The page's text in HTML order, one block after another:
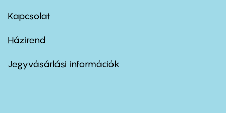
firstKapcsolat
Footer
second
Házirend
Jegyvásárlási információk